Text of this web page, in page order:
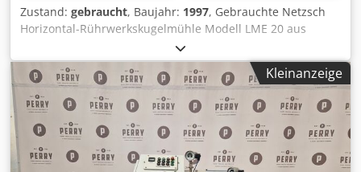
Zustand: gebraucht, Baujahr: 1997, Gebrauchte Netzsch
Horizontal-Rührwerkskugelmühle Modell LME 20 aus
Edelstahl. Die doppelwandige Edelstahl-Mahlkammer
verfügt über ein Fassungsvermögen von ca. 21,2 Litern. Die
Welle ist mit 12 Mahlscheiben ausgestattet und wird über
einen Riemenantrieb von einem 18,5 kW Elektromotor
angetrieben, mit variabler Drehzahl von 700 bis 1400
U/min. Abtrennung der Mahlkörper mittels Sieb. Inklusive
integriertem Bedienpanel und Schaltschrank. Dodpfx
Aboxlb Hms Ejkr
Kleinanzeige